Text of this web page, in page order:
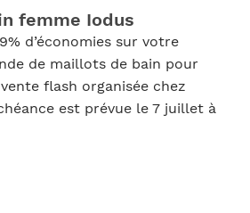
femme Iodus
d’économies sur votre
de maillots de bain pour
flash organisée chez
est prévue le 7 juillet à